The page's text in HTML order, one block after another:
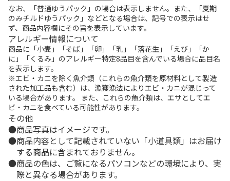
なお、「普通ゆうパック」の場合は表示しません。また、「夏期
のみチルドゆうパック」などとなる場合は、記号での表示はせ
ず、商品内容欄にその旨を表示しています。
アレルギー情報について
商品に「小麦」「そば」「卵」「乳」「落花生」「えび」「か
に」「くるみ」のアレルギー特定8品目を含んでいる場合に品目名
を表示します。
※エビ・カニを除く魚介類（これらの魚介類を原材料として製造
された加工品も含む）は、漁獲漁法によりエビ・カニが混じって
いる場合があります。 また、これらの魚介類は、エサとしてエ
ビ・カニを食べている可能性があります。
その他
商品写真はイメージです。
商品内容として記載されていない「小道具類」はお届け
する商品に含まれておりません。
商品の色は、ご覧になるパソコンなどの環境により、実
際と異なる場合があります。